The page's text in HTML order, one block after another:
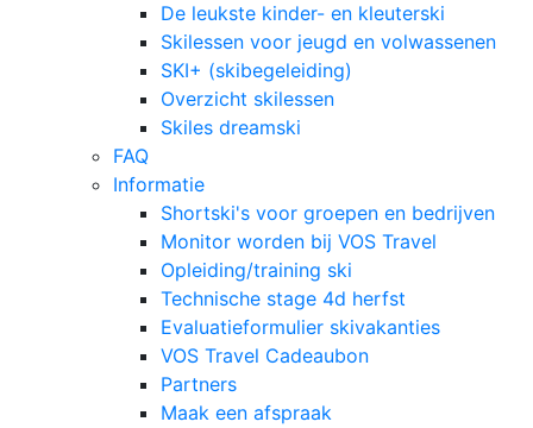
De leukste kinder- en kleuterski
Skilessen voor jeugd en volwassenen
SKI+ (skibegeleiding)
Overzicht skilessen
Skiles dreamski
FAQ
Informatie
Shortski's voor groepen en bedrijven
Monitor worden bij VOS Travel
Opleiding/training ski
Technische stage 4d herfst
Evaluatieformulier skivakanties
VOS Travel Cadeaubon
Partners
Maak een afspraak